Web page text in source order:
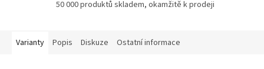
50 000 produktů skladem, okamžitě k prodeji
Varianty Popis Diskuze Ostatní informace